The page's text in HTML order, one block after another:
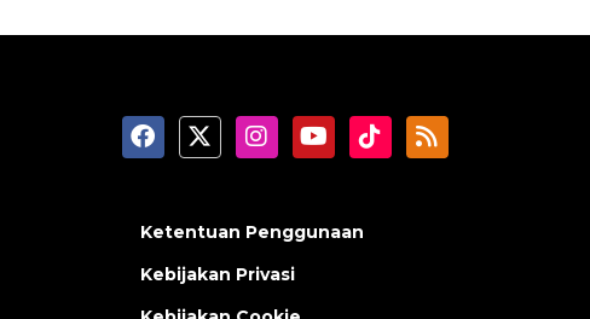
Ketentuan Penggunaan
Kebijakan Privasi